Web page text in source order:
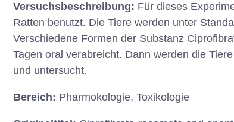
Versuchsbeschreibung: Für dieses
Ratten benutzt. Die Tiere werden unter
Verschiedene Formen der Substanz
Tagen oral verabreicht. Dann werden die
und untersucht.
Bereich: Pharmokologie, Toxikologie